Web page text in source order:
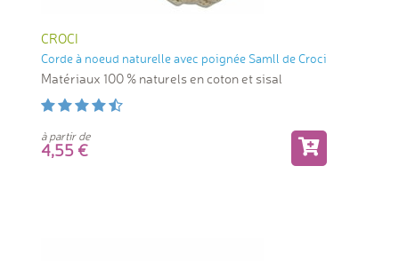
CROCI
Corde à noeud naturelle avec poignée Samll de Croci
Matériaux 100 % naturels en coton et sisal
à partir de
4,55